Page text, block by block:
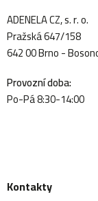
ADENELA CZ, s. r. o.
Pražská 647/158
642 00 Brno -
Provozní doba:
Po-Pá 8:30-14:00
Kontakty